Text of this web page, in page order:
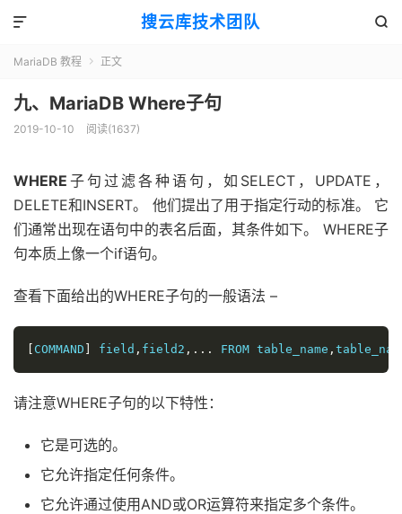
搜云库技术团队 

MariaDB 教程  正文
九、MariaDB Where子句
2019-10-10 阅读(1637)
WHERE 子句过滤各种语句，如SELECT，UPDATE，
DELETE和INSERT。 他们提出了用于指定行动的标准。 它
们通常出现在语句中的表名后面，其条件如下。 WHERE子
句本质上像一个if语句。
查看下面给出的WHERE子句的一般语法 –
COMMAND field , field2 ,... FROM table_name ,
请注意WHERE子句的以下特性：
它是可选的。
它允许指定任何条件。
它允许通过使用AND或OR运算符来指定多个条件。